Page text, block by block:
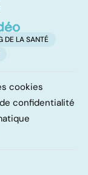
DE LA SANTÉ
cookies
confidentialité